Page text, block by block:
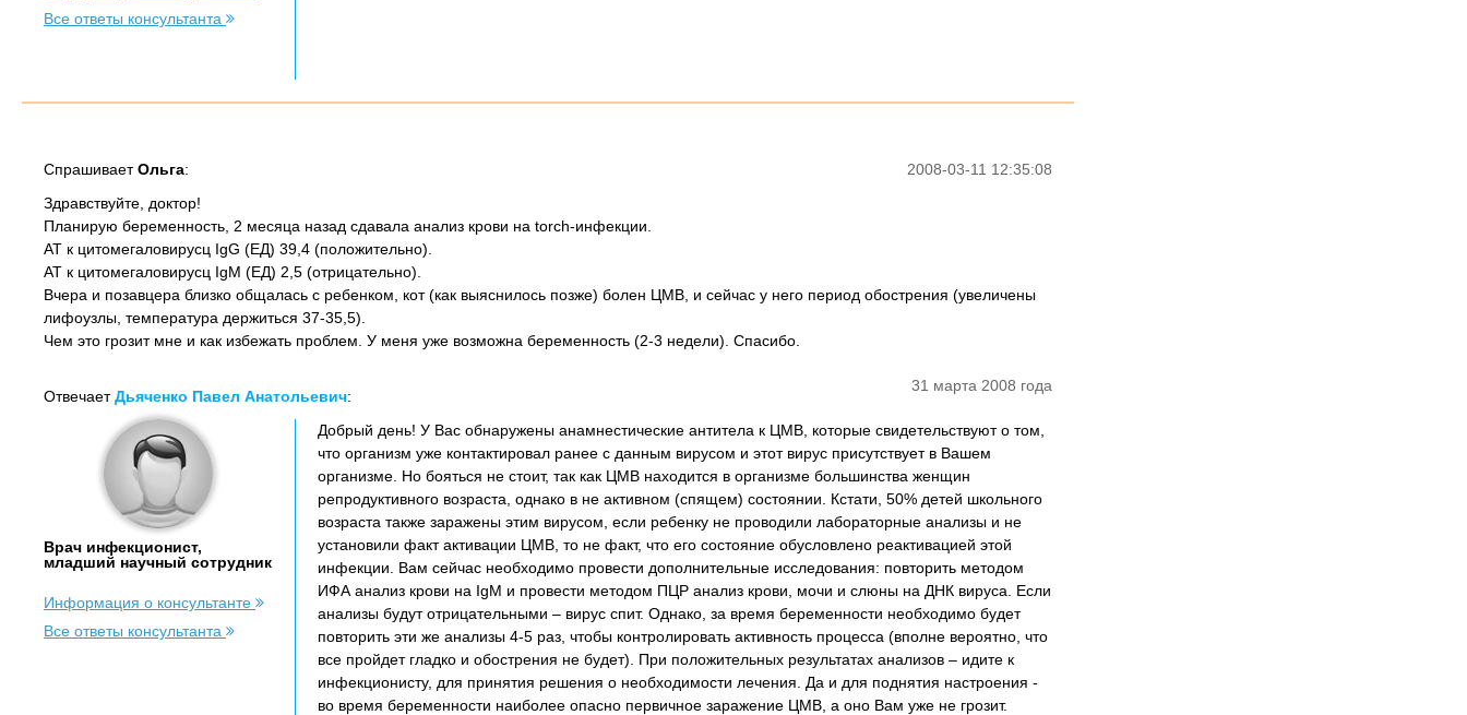
Все ответы консультанта
2008-03-11 12:35:08
СпрашиваетОльга:
Здравствуйте, доктор!
Планирую беременность, 2 месяца назад сдавала анализ крови на torch-инфекции.
АТ к цитомегаловирусц IgG (ЕД) 39,4 (положительно).
АТ к цитомегаловирусц IgМ (ЕД) 2,5 (отрицательно).
Вчера и позавцера близко общалась с ребенком, кот (как выяснилось позже) болен ЦМВ, и сейчас у него период обострения (увеличены
лифоузлы, температура держиться 37-35,5).
Чем это грозит мне и как избежать проблем. У меня уже возможна беременность (2-3 недели). Спасибо.
31 марта 2008 года
ОтвечаетДьяченко Павел Анатольевич:
Врач инфекционист,
младший научный сотрудник
Информация о консультанте
Все ответы консультанта
Добрый день! У Вас обнаружены анамнестические антитела к ЦМВ, которые свидетельствуют о том,
что организм уже контактировал ранее с данным вирусом и этот вирус присутствует в Вашем
организме. Но бояться не стоит, так как ЦМВ находится в организме большинства женщин
репродуктивного возраста, однако в не активном (спящем) состоянии. Кстати, 50% детей школьного
возраста также заражены этим вирусом, если ребенку не проводили лабораторные анализы и не
установили факт активации ЦМВ, то не факт, что его состояние обусловлено реактивацией этой
инфекции. Вам сейчас необходимо провести дополнительные исследования: повторить методом
ИФА анализ крови на IgМ и провести методом ПЦР анализ крови, мочи и слюны на ДНК вируса. Если
анализы будут отрицательными – вирус спит. Однако, за время беременности необходимо будет
повторить эти же анализы 4-5 раз, чтобы контролировать активность процесса (вполне вероятно, что
все пройдет гладко и обострения не будет). При положительных результатах анализов – идите к
инфекционисту, для принятия решения о необходимости лечения. Да и для поднятия настроения -
во время беременности наиболее опасно первичное заражение ЦМВ, а оно Вам уже не грозит.